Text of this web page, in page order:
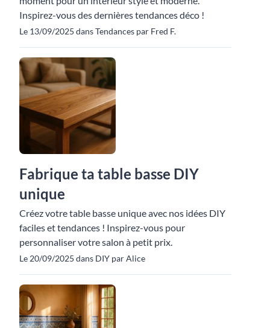
Inspirez-vous des dernières tendances déco !
Le 13/09/2025 dans Tendances par Fred F.
Fabrique ta table basse DIY
unique
Créez votre table basse unique avec nos idées DIY
faciles et tendances ! Inspirez-vous pour
personnaliser votre salon à petit prix.
Le 20/09/2025 dans DIY par Alice